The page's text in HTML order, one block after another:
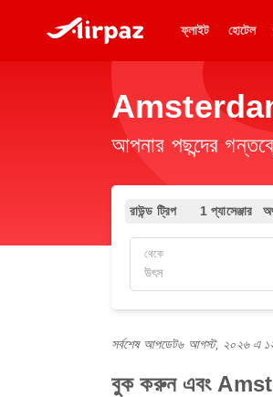
ফ্লাইট হোটেল
আপনার পছন্দের
রাউন্ড ট্রিপ 1 প্যাসেঞ্জার
থেকে
সর্বশেষ আপডেট৬ আগস্ট, ২০২৬ এ
বুক করুন এবং